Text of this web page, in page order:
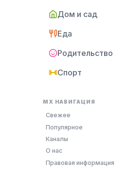
Дом и сад
Еда
Родительство
Спорт
MX НАВИГАЦИЯ
Свежее
Популярное
Каналы
О нас
Правовая информация